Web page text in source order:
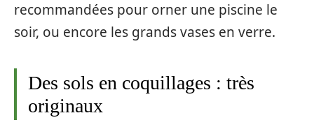
recommandées pour orner une piscine le
soir, ou encore les grands vases en verre.
Des sols en coquillages : très
originaux